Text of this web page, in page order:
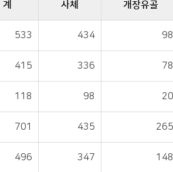
계 사체 개장유골
533 434 98
415 336 78
118 98 20
701 435 265
496 347 148